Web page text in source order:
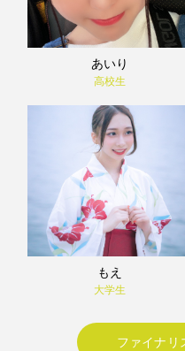
あいり
高校生
もえ
大学生
ファイナリ